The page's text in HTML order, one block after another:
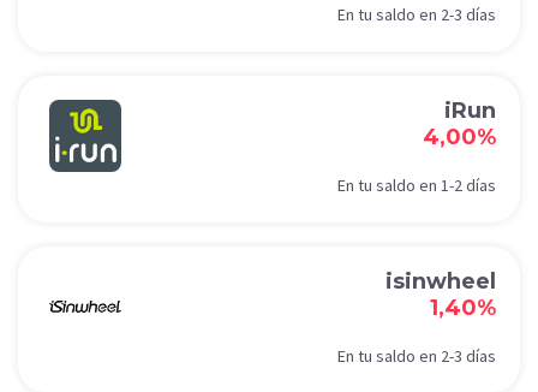
En tu saldo en 2-3 días
iRun
4,00%
En tu saldo en 1-2 días
isinwheel
1,40%
En tu saldo en 2-3 días